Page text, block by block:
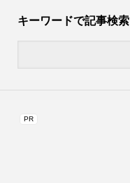
キーワードで記事検索